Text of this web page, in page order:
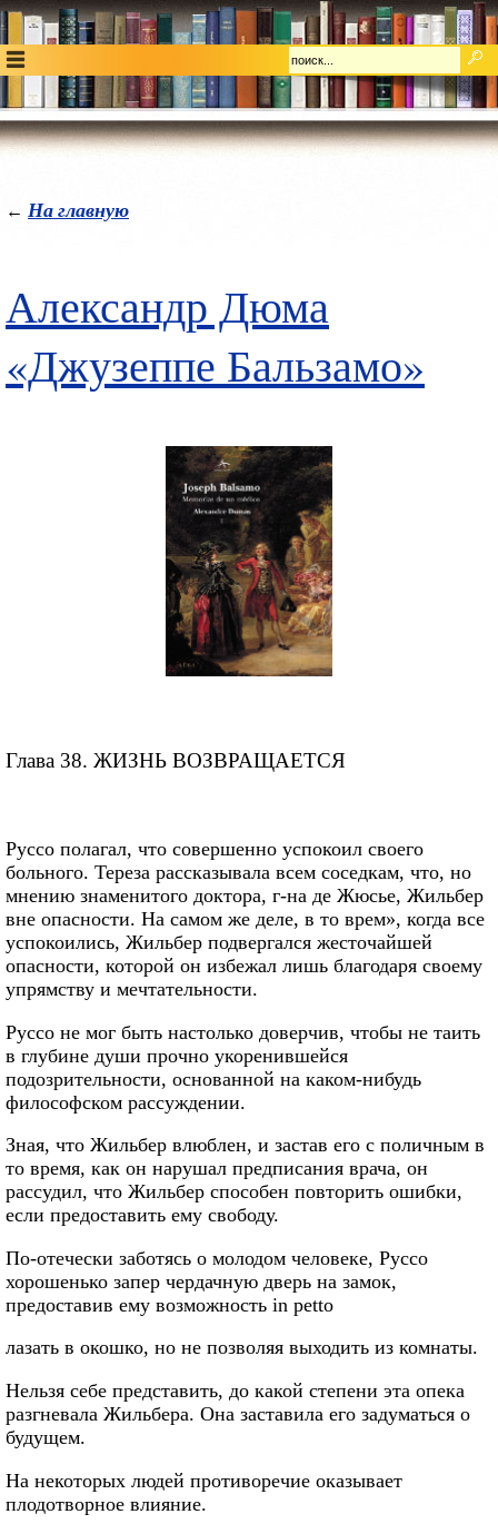
← На главную
Александр Дюма
«Джузеппе Бальзамо»
Глава 38. ЖИЗНЬ ВОЗВРАЩАЕТСЯ
Руссо полагал, что совершенно успокоил своего
больного. Тереза рассказывала всем соседкам, что, но
мнению знаменитого доктора, г-на де Жюсье, Жильбер
вне опасности. На самом же деле, в то врем», когда все
успокоились, Жильбер подвергался жесточайшей
опасности, которой он избежал лишь благодаря своему
упрямству и мечтательности.
Руссо не мог быть настолько доверчив, чтобы не таить
в глубине души прочно укоренившейся
подозрительности, основанной на каком-нибудь
философском рассуждении.
Зная, что Жильбер влюблен, и застав его с поличным в
то время, как он нарушал предписания врача, он
рассудил, что Жильбер способен повторить ошибки,
если предоставить ему свободу.
По-отечески заботясь о молодом человеке, Руссо
хорошенько запер чердачную дверь на замок,
предоставив ему возможность in petto
лазать в окошко, но не позволяя выходить из комнаты.
Нельзя себе представить, до какой степени эта опека
разгневала Жильбера. Она заставила его задуматься о
будущем.
На некоторых людей противоречие оказывает
плодотворное влияние.